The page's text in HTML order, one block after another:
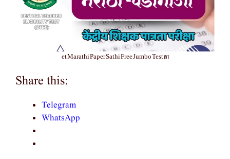
et Marathi Paper Sathi Free Jumbo Test 01
Share this:
Telegram
WhatsApp